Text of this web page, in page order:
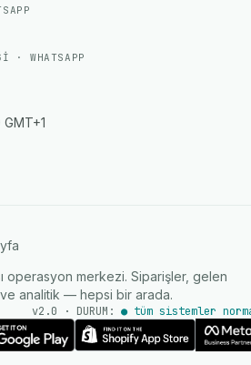
· WHATSAPP
operasyon merkezi. Siparişler, gelen
analitik — hepsi bir arada.
v2.0 · DURUM: ● tüm sistemler